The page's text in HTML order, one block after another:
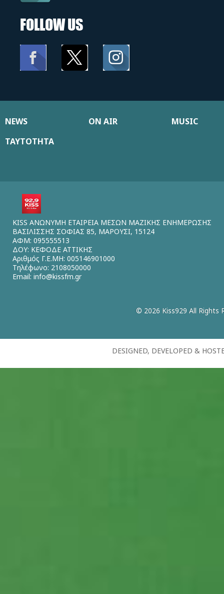
FOLLOW US
NEWS ON AIR
MUSIC
ΤΑΥΤΟΤΗΤΑ
KISS ΑΝΩΝΥΜΗ ΕΤΑΙΡΕΙΑ ΜΕΣΩΝ ΜΑΖΙΚΗΣ ΕΝΗΜΕΡΩΣΗΣ
ΒΑΣΙΛΙΣΣΗΣ ΣΟΦΙΑΣ 85, ΜΑΡΟΥΣΙ, 15124
ΑΦΜ: 095555513
ΔΟΥ: ΚΕΦΟΔΕ ΑΤΤΙΚΗΣ
Αριθμός Γ.Ε.ΜΗ: 005146901000
Τηλέφωνο: 2108050000
Email: info@kissfm.gr
© 2026 Kiss929 All Rights
DESIGNED, DEVELOPED &